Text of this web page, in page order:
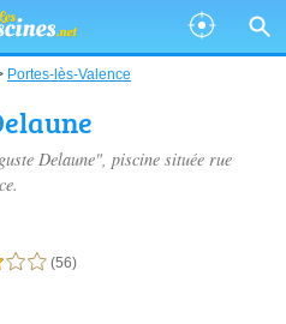
Portes-lès-Valence
Delaune", piscine située rue
sur 5 (56)